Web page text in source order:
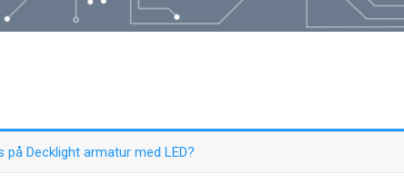
på Decklight armatur med LED?